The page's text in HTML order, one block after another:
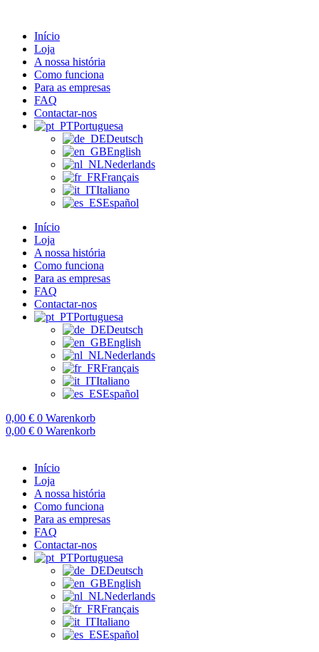
conteúdo
Início
Loja
A nossa história
Como funciona
Para as empresas
FAQ
Contactar-nos
Portuguesa
Deutsch
English
Nederlands
Français
Italiano
Español
Início
Loja
A nossa história
Como funciona
Para as empresas
FAQ
Contactar-nos
Portuguesa
Deutsch
English
Nederlands
Français
Italiano
Español
0,00 € 0 Warenkorb
0,00 € 0 Warenkorb
Início
Loja
A nossa história
Como funciona
Para as empresas
FAQ
Contactar-nos
Portuguesa
Deutsch
English
Nederlands
Français
Italiano
Español